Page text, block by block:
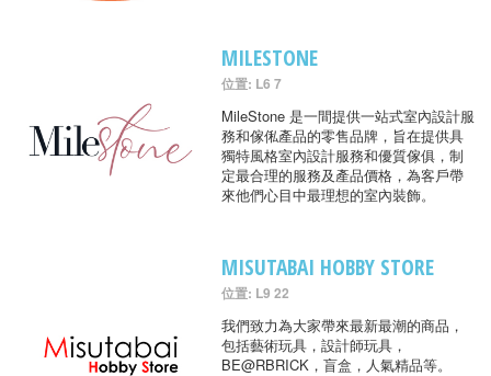
MILESTONE
位置: L6 7
MileStone 是一間提供一站式室內設計服
務和傢俬產品的零售品牌，旨在提供具
獨特風格室內設計服務和優質傢俱，制
定最合理的服務及產品價格，為客戶帶
來他們心目中最理想的室內裝飾。
MISUTABAI HOBBY STORE
位置: L9 22
我們致力為大家帶來最新最潮的商品，
包括藝術玩具，設計師玩具，
BE@RBRICK，盲盒，人氣精品等。